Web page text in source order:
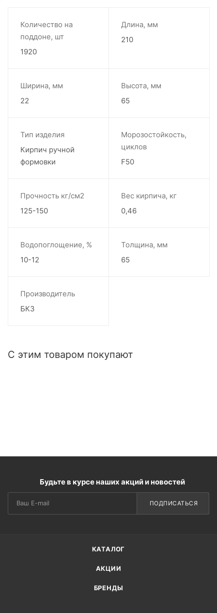
Количество на
поддоне, шт
1920
Длина, мм
210
Ширина, мм
22
Высота, мм
65
Тип изделия
Кирпич ручной
формовки
Морозостойкость,
циклов
F50
Прочность кг/см2
125-150
Вес кирпича, кг
0,46
Водопоглощение, %
10-12
Толщина, мм
65
Производитель
БКЗ
С этим товаром покупают
Будьте в курсе наших акций и новостей
ПОДПИСАТЬСЯ
КАТАЛОГ
АКЦИИ
БРЕНДЫ